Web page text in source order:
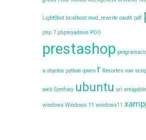
LightShot localhost mod_rewrite oauth pdf
php 7 phpmyadmin POO
prestashop
a objetos python qwen r Recortes row
web Symfony ubuntu url
windows Windows 11 windows11